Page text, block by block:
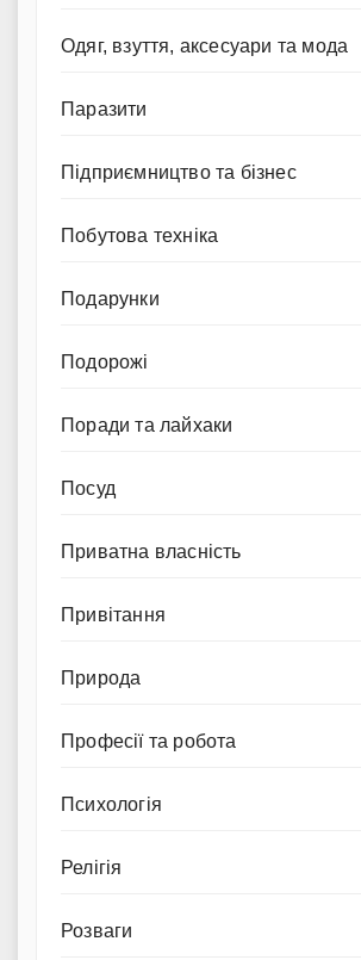
Одяг, взуття, аксесуари та мода
Паразити
Підприємництво та бізнес
Побутова техніка
Подарунки
Подорожі
Поради та лайхаки
Посуд
Приватна власність
Привітання
Природа
Професії та робота
Психологія
Релігія
Розваги